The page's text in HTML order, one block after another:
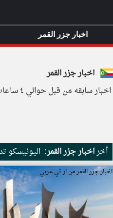
اخبار جزر القمر
اخبار سابقه من قبل حوالي ٤ ساعات
أخراخبار جزر القمر: اليونيسكو
اخبار جزر القمر من ار تي عربي
اخبار جزر القمر